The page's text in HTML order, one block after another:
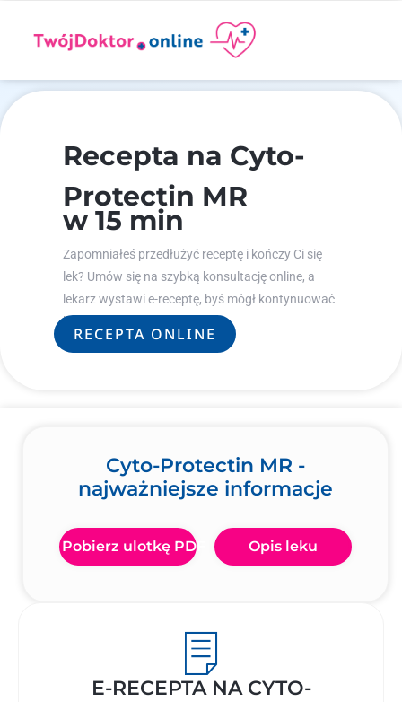
Recepta na Cyto-
Protectin MR
w 15 min
Zapomniałeś przedłużyć receptę i kończy Ci się
lek? Umów się na szybką konsultację online, a
lekarz wystawi e-receptę, byś mógł kontynuować
leczenie.
RECEPTA ONLINE
Cyto-Protectin MR -
najważniejsze informacje
Pobierz ulotkę PDF Opis leku
E-RECEPTA NA CYTO-